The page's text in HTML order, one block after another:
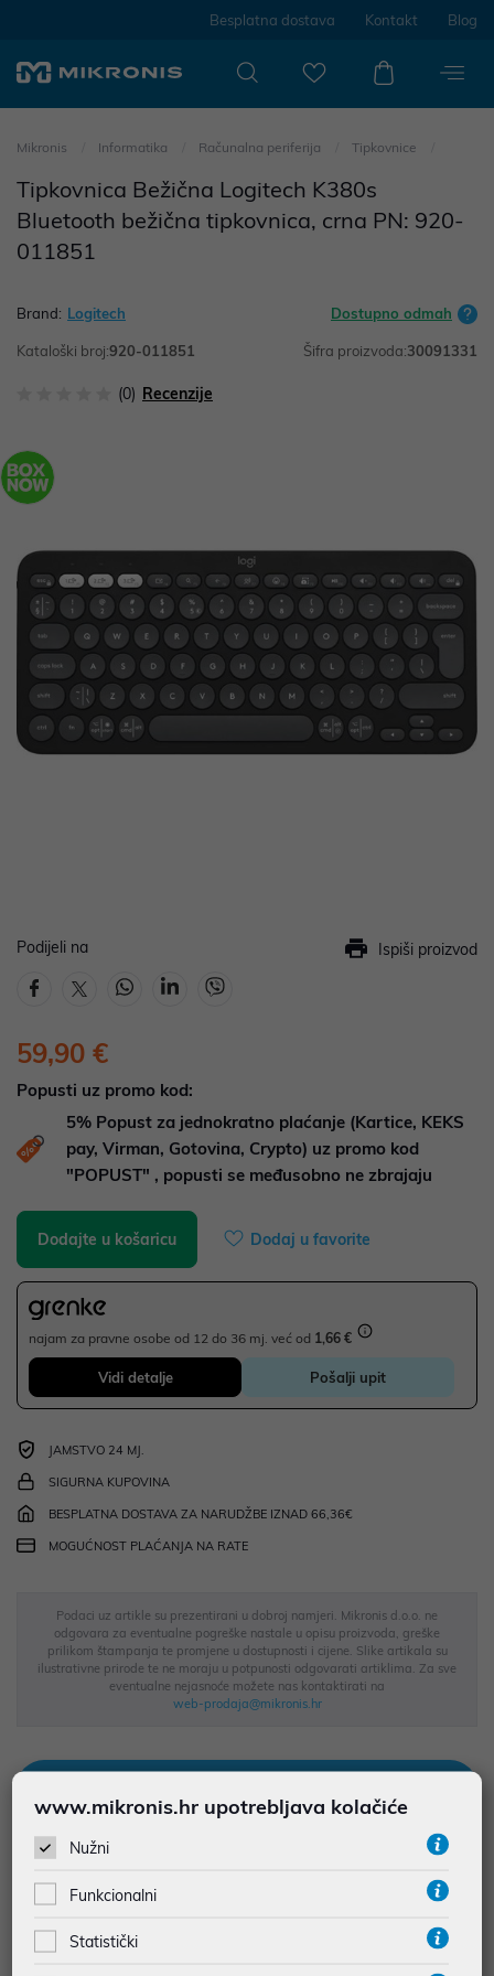
Besplatna dostava Kontakt Blog
Mikronis Informatika Računalna periferija Tipkovnice
Tipkovnica Bežična Logitech K380s
Bluetooth bežična tipkovnica, crna PN: 920-
011851
Brand: Logitech Dostupno odmah
Kataloški broj:920-011851 Šifra proizvoda:30091331
(0) Recenzije
Podijeli na Ispiši proizvod
59,90 €
Popusti uz promo kod:
5% Popust za jednokratno plaćanje (Kartice, KEKS
pay, Virman, Gotovina, Crypto) uz promo kod
"POPUST" , popusti se međusobno ne zbrajaju
Dodajte u košaricu Dodaj u favorite
najam za pravne osobe od 12 do 36 mj. već od 1,66 €
Vidi detalje Pošalji upit
JAMSTVO 24 MJ.
SIGURNA KUPOVINA
BESPLATNA DOSTAVA ZA NARUDŽBE IZNAD 66,36€
MOGUĆNOST PLAĆANJA NA RATE
Podaci uz artikle su prezentirani u dobroj namjeri. Mikronis d.o.o. ne
odgovara za eventualne pogreške nastale u opisu proizvoda, greške
prilikom štampanja te promjene u dostupnosti i cijene. Slike artikala su
ilustrativne prirode te ne moraju u potpunosti odgovarati artiklima. Za sve
eventualne nejasnoće možete nas kontaktirati na
web-prodaja@mikronis.hr
• Prilagodljive Fn tipke prečaca s Logi Options+ 2Dostupno na
Windows i macOS na logi.com/optionsplus
• Udobno i tiho tipkanje poput prijenosnog računala sa
www.mikronis.hr upotrebljava kolačiće
Nužni
Funkcionalni
Statistički